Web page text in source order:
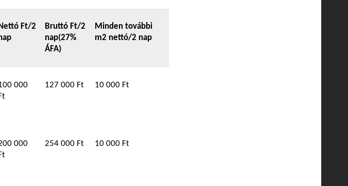
Nettó Ft/2
Bruttó Ft/2
nap(27%
ÁFA)
Minden további
m2 nettó/2 nap
000
127 000 Ft 10 000 Ft
000
254 000 Ft 10 000 Ft